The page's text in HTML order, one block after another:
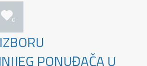
0
PONUĐAČA U